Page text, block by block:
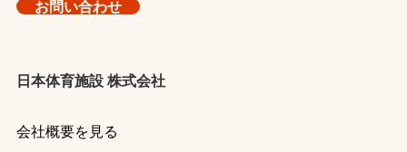
お問い合わせ
日本体育施設 株式会社
会社概要を見る